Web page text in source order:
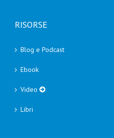
RISORSE
Blog e Podcast
Ebook
Video
Libri